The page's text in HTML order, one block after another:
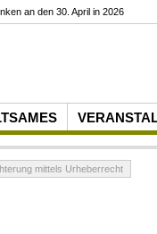
an den 30. April in 2026
mittels Urheberrecht